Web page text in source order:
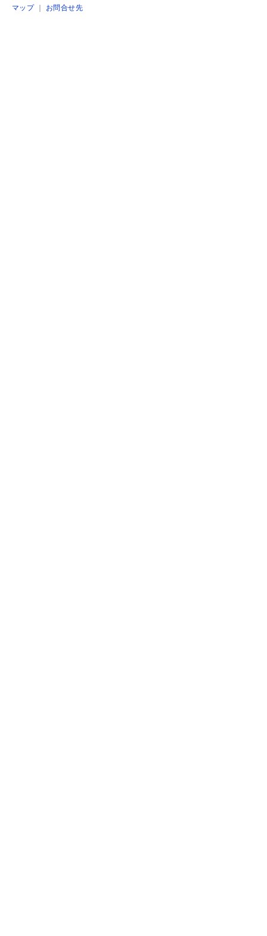
マップ｜ お問合せ先